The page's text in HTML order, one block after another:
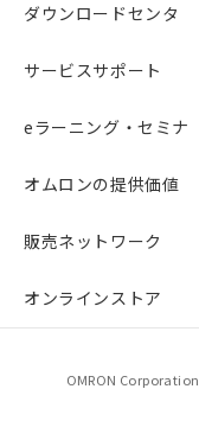
ダウンロードセンタ
サービスサポート
eラーニング・セミナ
オムロンの提供価値
販売ネットワーク
オンラインストア
OMRON Corporation